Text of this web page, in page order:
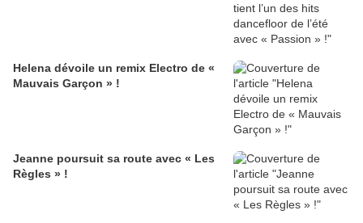
Helena dévoile un remix Electro de «
Mauvais Garçon » !
Jeanne poursuit sa route avec « Les
Règles » !